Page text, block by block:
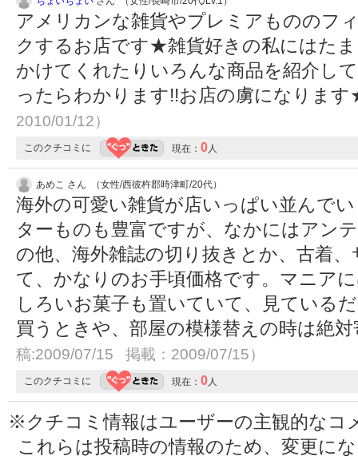
アメリカンな雑貨やプレミアもののフ
クするお店です★雑貨好きの私にはた
かけてくれたりいろんな商品を紹介し
ったらわかります!!お店の虜になりま
2010/01/12）
このクチコミに 現在： 0人
あめこ さん （女性/西彼杵郡時津町/20代）
海外の可愛い雑貨が店いっぱい並んで
ターものも豊富ですが、なかにはアン
の他、海外雑誌の切り抜きとか、古着
て、かなりのお手頃価格です。マニア
しろいお菓子も置いていて、見ている
買うときや、部屋の模様替えの時は絶
稿:2009/07/15 掲載：2009/07/15）
このクチコミに 現在： 0人
※クチコミ情報はユーザーの主観的なコ
これらは投稿時の情報のため、変更に